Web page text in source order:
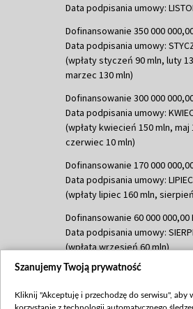
Data podpisania umowy:
Dofinansowanie 350 000
Data podpisania umowy:
(wpłaty styczeń 90 mln, luty
marzec 130 mln)
Dofinansowanie 300 000
Data podpisania umowy:
(wpłaty kwiecień 150 mln, maj
czerwiec 10 mln)
Dofinansowanie 170 000
Data podpisania umowy:
(wpłaty lipiec 160 mln,
Dofinansowanie 60 000 000,00
Data podpisania umowy:
(wpłata wrzesień 60 mln)
Dofinansowanie 635 783 051,21
(wpłata wrzesień 100 mln,
Szanujemy Twoją prywatność
Kliknij "Akceptuję i przechodzę do serwisu", aby